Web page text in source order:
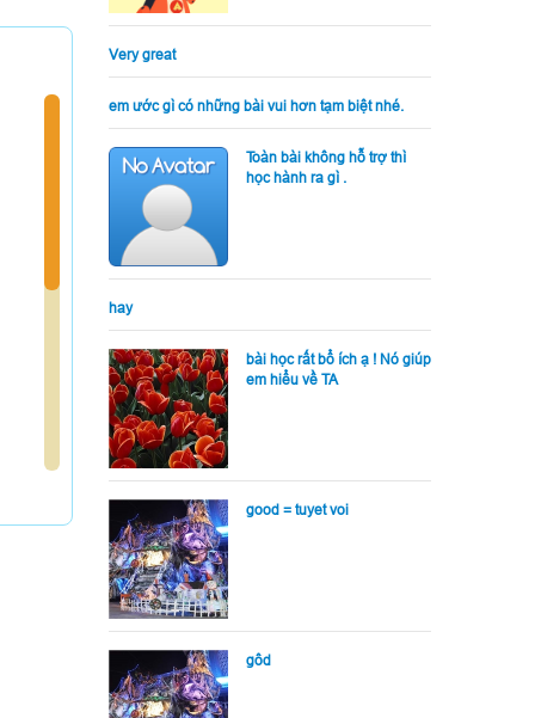
Very great
em ước gì có những bài vui hơn tạm biệt nhé.
Toàn bài không hỗ trợ thì
học hành ra gì .
hay
bài học rất bổ ích ạ ! Nó giúp
em hiểu về TA
good = tuyet voi
gôd